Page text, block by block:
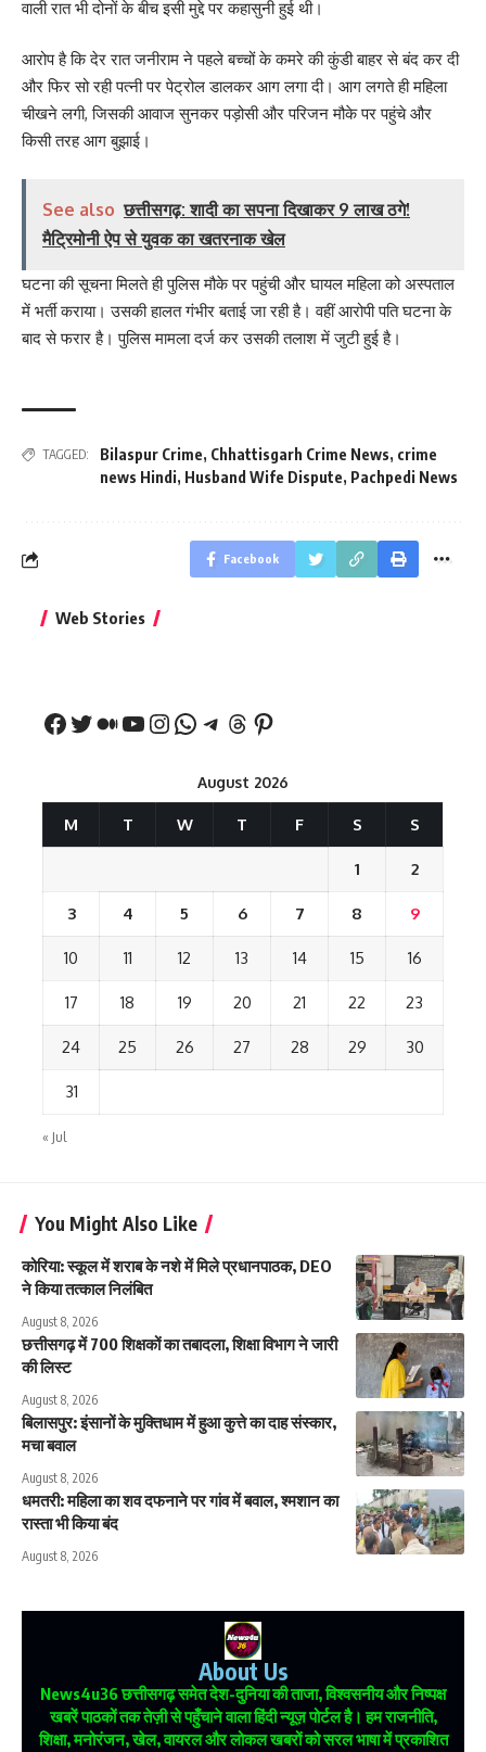
वाली रात भी दोनों के बीच इसी मुद्दे पर कहासुनी हुई थी।
आरोप है कि देर रात जनीराम ने पहले बच्चों के कमरे की कुंडी बाहर से बंद कर दी
और फिर सो रही पत्नी पर पेट्रोल डालकर आग लगा दी। आग लगते ही महिला
चीखने लगी, जिसकी आवाज सुनकर पड़ोसी और परिजन मौके पर पहुंचे और
किसी तरह आग बुझाई।
See also छत्तीसगढ़: शादी का सपना दिखाकर 9 लाख ठगे!
मैट्रिमोनी ऐप से युवक का खतरनाक खेल
घटना की सूचना मिलते ही पुलिस मौके पर पहुंची और घायल महिला को अस्पताल
में भर्ती कराया। उसकी हालत गंभीर बताई जा रही है। वहीं आरोपी पति घटना के
बाद से फरार है। पुलिस मामला दर्ज कर उसकी तलाश में जुटी हुई है।
TAGGED: Bilaspur Crime, Chhattisgarh Crime News, crime
news Hindi, Husband Wife Dispute, Pachpedi News
Facebook
Web Stories
नीतीश कुमार का पहला
August 2026
M T W T F S S
1 2
3 4 5 6 7 8 9
10 11 12 13 14 15 16
17 18 19 20 21 22 23
24 25 26 27 28 29 30
31
« Jul
You Might Also Like
कोरिया: स्कूल में शराब के नशे में मिले प्रधानपाठक, DEO
ने किया तत्काल निलंबित
August 8, 2026
छत्तीसगढ़ में 700 शिक्षकों का तबादला, शिक्षा विभाग ने जारी
की लिस्ट
August 8, 2026
बिलासपुर: इंसानों के मुक्तिधाम में हुआ कुत्ते का दाह संस्कार,
मचा बवाल
August 8, 2026
धमतरी: महिला का शव दफनाने पर गांव में बवाल, श्मशान का
रास्ता भी किया बंद
August 8, 2026
About Us
News4u36छत्तीसगढ़ समेत देश-दुनिया की ताजा, विश्वसनीय और निष्पक्ष
खबरें पाठकों तक तेज़ी से पहुँचाने वाला हिंदी न्यूज़ पोर्टल है। हम राजनीति,
शिक्षा, मनोरंजन, खेल, वायरल और लोकल खबरों को सरल भाषा में प्रकाशित